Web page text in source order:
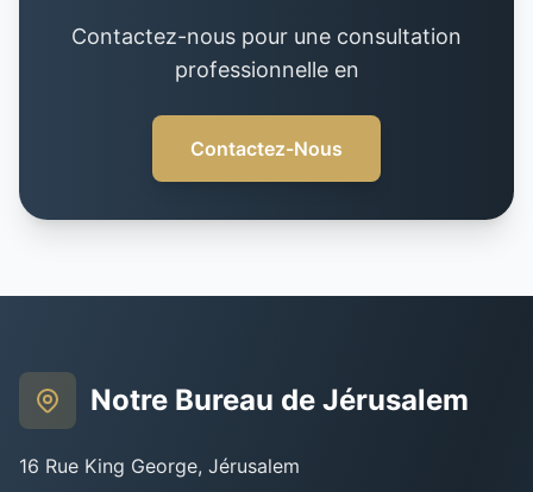
Contactez-nous pour une consultation
professionnelle en
Contactez-Nous
Notre Bureau de Jérusalem
16 Rue King George, Jérusalem